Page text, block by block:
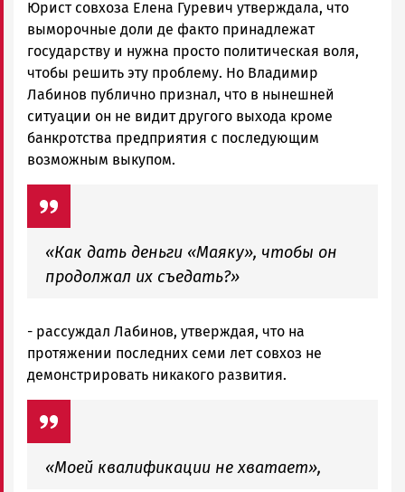
Юрист совхоза Елена Гуревич утверждала, что
выморочные доли де факто принадлежат
государству и нужна просто политическая воля,
чтобы решить эту проблему. Но Владимир
Лабинов публично признал, что в нынешней
ситуации он не видит другого выхода кроме
банкротства предприятия с последующим
возможным выкупом.
«Как дать деньги «Маяку», чтобы он
продолжал их съедать?»
- рассуждал Лабинов, утверждая, что на
протяжении последних семи лет совхоз не
демонстрировать никакого развития.
«Моей квалификации не хватает»,